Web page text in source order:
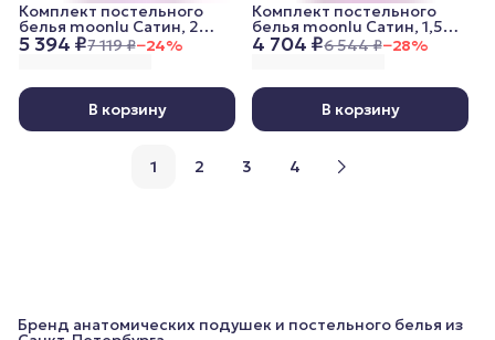
5 394 ₽7 119 ₽−24%
Комплект постельного
белья moonlu Сатин, 2
спальный, наволочки
50x70 см, пудровый
В корзину
4 704 ₽6 544 ₽−28%
Комплект постельного
белья moonlu Сатин, 1,5
спальный, наволочки
70x70 см, пудровый
В корзину
1 2 3 4
Бренд анатомических подушек и постельного белья из